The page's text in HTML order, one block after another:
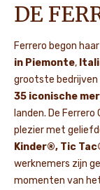
DE
Ferrero begon
in Piemonte,
grootste bedrijven
35 iconische
landen. De
plezier met
Kinder®, Tic
werknemers zijn
momenten van